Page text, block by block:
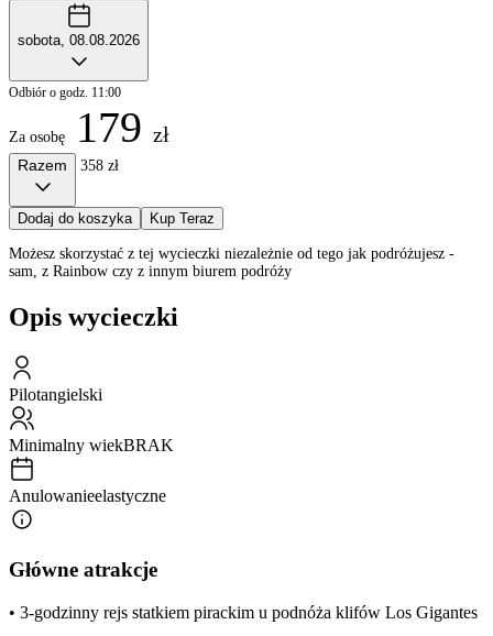
sobota, 08.08.2026
Odbiór o godz. 11:00
Za osobę 179 zł
Razem 358 zł
Dodaj do koszyka Kup Teraz
Możesz skorzystać z tej wycieczki niezależnie od tego jak podróżujesz -
sam, z Rainbow czy z innym biurem podróży
Opis wycieczki
Pilotangielski
Minimalny wiekBRAK
Anulowanieelastyczne
Główne atrakcje
• 3-godzinny rejs statkiem pirackim u podnóża klifów Los Gigantes